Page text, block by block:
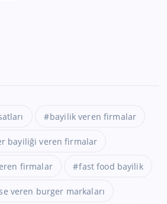
bayilik veren firmalar
bayiliği veren firmalar
firmalar fast food bayilik
veren burger markaları